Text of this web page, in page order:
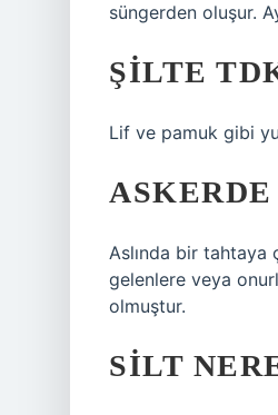
süngerden oluşur.
ŞILTE
Lif ve pamuk gibi
Aslında bir tahtaya
gelenlere veya
olmuştur.
SILT